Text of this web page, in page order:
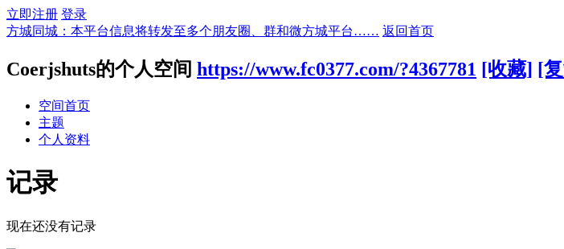
立即注册 登录
方城同城：本平台信息将转发至多个朋友圈、群和微方城平台…… 返回首页
Coerjshuts的个人空间 https://www.fc0377.com/?4367781 [收藏] [
空间首页
主题
个人资料
记录
现在还没有记录